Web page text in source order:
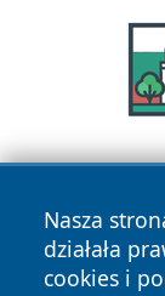
Nasza
działała
cookies i